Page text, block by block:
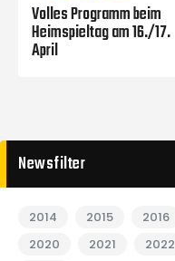
Volles Programm beim
Heimspieltag am 16./17.
April
Newsfilter
2014 2015 2016
2020
2021 2022